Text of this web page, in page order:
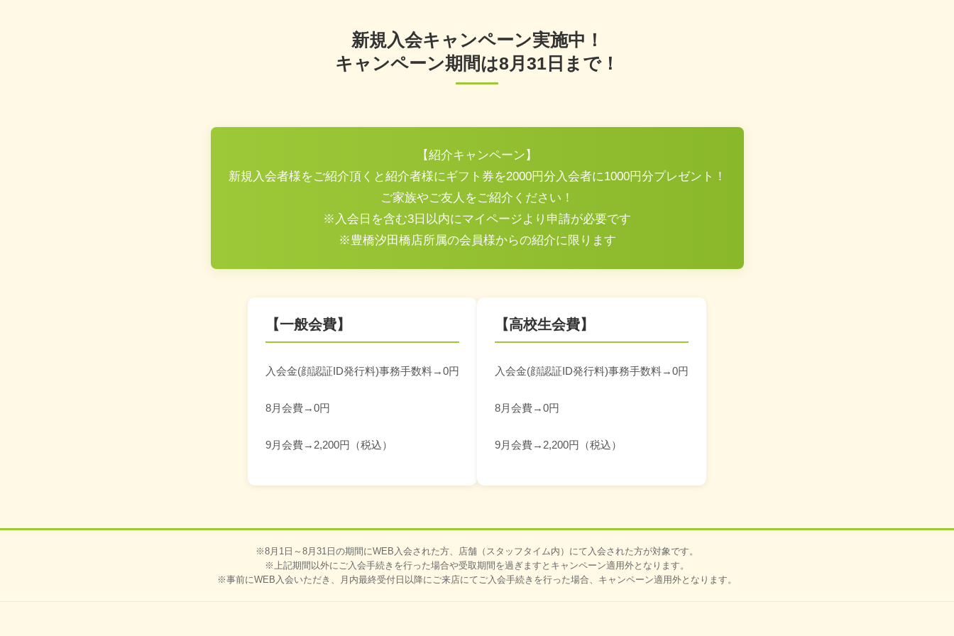
新規入会キャンペーン実施中！
キャンペーン期間は8月31日まで！
【紹介キャンペーン】
新規入会者様をご紹介頂くと紹介者様にギフト券を2000円分入会者に1000円分プレゼント！
ご家族やご友人をご紹介ください！
※入会日を含む3日以内にマイページより申請が必要です
※豊橋汐田橋店所属の会員様からの紹介に限ります
【一般会費】
入会金(顔認証ID発行料)事務手数料→0円
8月会費→0円
9月会費→2,200円（税込）
【高校生会費】
入会金(顔認証ID発行料)事務手数料→0円
8月会費→0円
9月会費→2,200円（税込）
※8月1日～8月31日の期間にWEB入会された方、店舗（スタッフタイム内）にて入会された方が対象です。
※上記期間以外にご入会手続きを行った場合や受取期間を過ぎますとキャンペーン適用外となります。
※事前にWEB入会いただき、月内最終受付日以降にご来店にてご入会手続きを行った場合、キャンペーン適用外となります。